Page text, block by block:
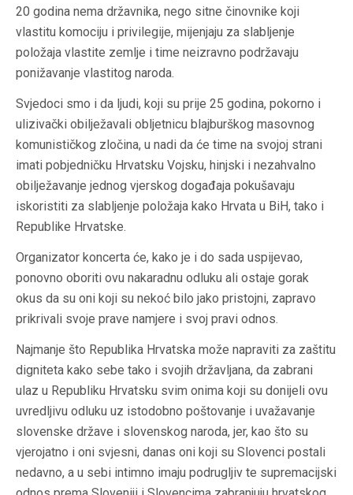
20 godina nema državnika, nego sitne činovnike koji
vlastitu komociju i privilegije, mijenjaju za slabljenje
položaja vlastite zemlje i time neizravno podržavaju
ponižavanje vlastitog naroda.
Svjedoci smo i da ljudi, koji su prije 25 godina, pokorno i
ulizivački obilježavali obljetnicu blajburškog masovnog
komunističkog zločina, u nadi da će time na svojoj strani
imati pobjedničku Hrvatsku Vojsku, hinjski i nezahvalno
obilježavanje jednog vjerskog događaja pokušavaju
iskoristiti za slabljenje položaja kako Hrvata u BiH, tako i
Republike Hrvatske.
Organizator koncerta će, kako je i do sada uspijevao,
ponovno oboriti ovu nakaradnu odluku ali ostaje gorak
okus da su oni koji su nekoć bilo jako pristojni, zapravo
prikrivali svoje prave namjere i svoj pravi odnos.
Najmanje što Republika Hrvatska može napraviti za zaštitu
digniteta kako sebe tako i svojih državljana, da zabrani
ulaz u Republiku Hrvatsku svim onima koji su donijeli ovu
uvredljivu odluku uz istodobno poštovanje i uvažavanje
slovenske države i slovenskog naroda, jer, kao što su
vjerojatno i oni svjesni, danas oni koji su Slovenci postali
nedavno, a u sebi intimno imaju podrugljiv te supremacijski